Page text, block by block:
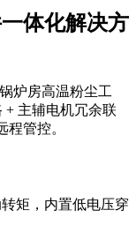
体化解决方
炉房高温粉尘工
+ 主辅电机冗余联
管控。
矩，内置低电压穿